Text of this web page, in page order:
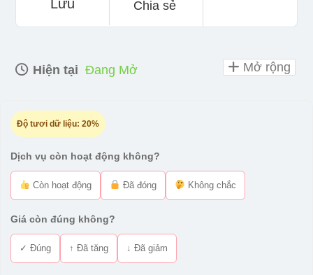
Lưu Chia sẻ
Hiện tại Đang Mở
Độ tươi dữ liệu: 20%
Dịch vụ còn hoạt động không?
Còn hoạt động Đã đóng Không chắc
Giá còn đúng không?
✓ Đúng ↑ Đã tăng ↓ Đã giảm
Mở rộng